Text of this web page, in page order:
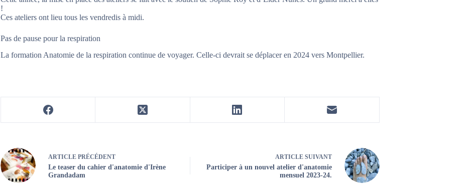
!
Ces ateliers ont lieu tous les vendredis à midi.
Pas de pause pour la respiration
La formation Anatomie de la respiration continue de voyager. Celle-ci devrait se déplacer en 2024 vers Montpellier.
ARTICLEPRÉCÉDENT
Le teaser du cahier d'anatomie d'Irène
Grandadam
ARTICLESUIVANT
Participer à un nouvel atelier d'anatomie
mensuel 2023-24.